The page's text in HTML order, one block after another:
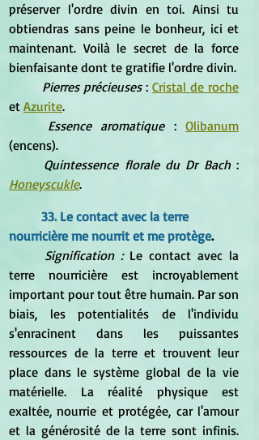
préserver l'ordre divin en toi. Ainsi tu
obtiendras sans peine le bonheur, ici et
maintenant. Voilà le secret de la force
bienfaisante dont te gratifie l'ordre divin.
Pierres précieuses : Cristal de roche
et Azurite.
Essence aromatique : Olibanum
(encens).
Quintessence florale du Dr Bach
Honeyscukle.
33. Le contact avec la terre
nourricière me nourrit et me protège.
Signification : Le contact avec la
terre nourricière est incroyablement
important pour tout être humain. Par son
biais, les potentialités de l'individu
s'enracinent dans les puissantes
ressources de la terre et trouvent leur
place dans le système global de la vie
matérielle. La réalité physique est
exaltée, nourrie et protégée, car l'amour
et la générosité de la terre sont infinis.